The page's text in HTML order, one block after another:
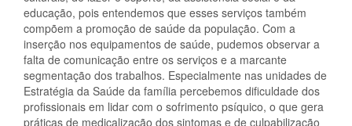
educação, pois entendemos que esses serviços também
compõem a promoção de saúde da população. Com a
inserção nos equipamentos de saúde, pudemos observar a
falta de comunicação entre os serviços e a marcante
segmentação dos trabalhos. Especialmente nas unidades de
Estratégia da Saúde da família percebemos dificuldade dos
profissionais em lidar com o sofrimento psíquico, o que gera
práticas de medicalização dos sintomas e de culpabilização